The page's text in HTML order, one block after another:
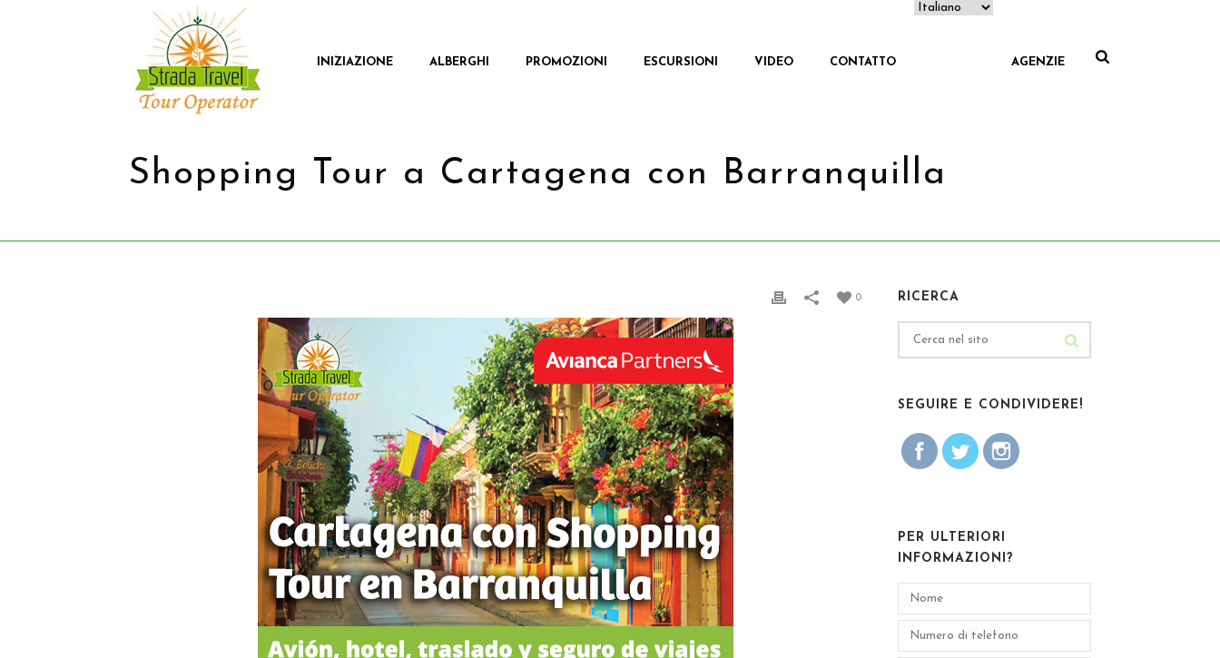
INIZIAZIONE ALBERGHI PROMOZIONI ESCURSIONI VIDEO CONTATTO AGENZIE
Shopping Tour a Cartagena con Barranquilla
0 RICERCA
SEGUIRE E CONDIVIDERE!
PER ULTERIORI
INFORMAZIONI?